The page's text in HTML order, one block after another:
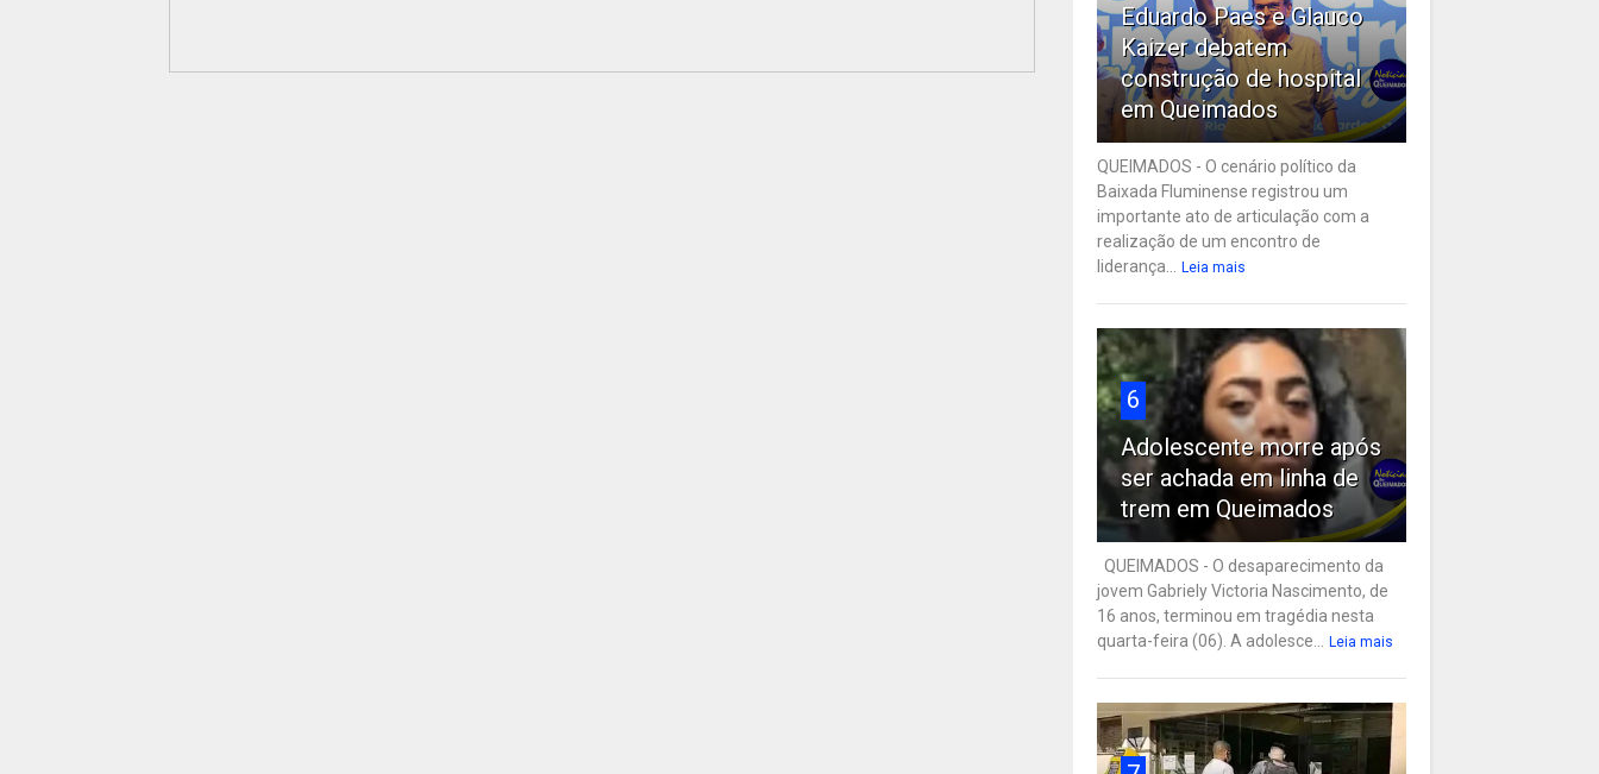
Eduardo Paes e Glauco
Kaizer debatem
construção de hospital
em Queimados
QUEIMADOS - O cenário político da
Baixada Fluminense registrou um
importante ato de articulação com a
realização de um encontro de
liderança...
Leia mais
6
Adolescente morre após
ser achada em linha de
trem em Queimados
QUEIMADOS - O desaparecimento da
jovem Gabriely Victoria Nascimento, de
16 anos, terminou em tragédia nesta
quarta-feira (06). A adolesce...
Leia mais